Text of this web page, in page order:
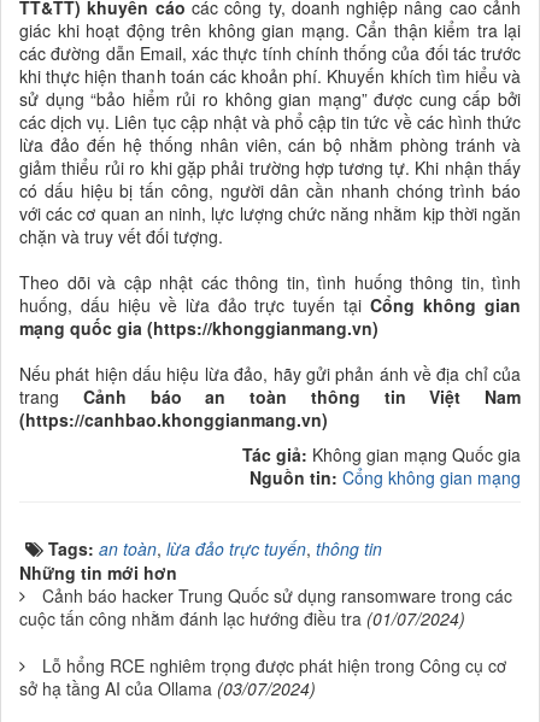
TT&TT) khuyến cáo các công ty, doanh nghiệp nâng cao cảnh
giác khi hoạt động trên không gian mạng. Cẩn thận kiểm tra lại
các đường dẫn Email, xác thực tính chính thống của đối tác trước
khi thực hiện thanh toán các khoản phí. Khuyến khích tìm hiểu và
sử dụng “bảo hiểm rủi ro không gian mạng” được cung cấp bởi
các dịch vụ. Liên tục cập nhật và phổ cập tin tức về các hình thức
lừa đảo đến hệ thống nhân viên, cán bộ nhằm phòng tránh và
giảm thiểu rủi ro khi gặp phải trường hợp tương tự. Khi nhận thấy
có dấu hiệu bị tấn công, người dân cần nhanh chóng trình báo
với các cơ quan an ninh, lực lượng chức năng nhằm kịp thời ngăn
chặn và truy vết đối tượng.
Theo dõi và cập nhật các thông tin, tình huống thông tin, tình
huống, dấu hiệu về lừa đảo trực tuyến tạiCổng không gian
mạng quốc gia (https://khonggianmang.vn)
Nếu phát hiện dấu hiệu lừa đảo, hãy gửi phản ánh về địa chỉ của
trang Cảnh báo an toàn thông tin Việt Nam
(https://canhbao.khonggianmang.vn)
Tác giả: Không gian mạng Quốc gia
Nguồn tin: Cổng không gian mạng
Tags: an toàn, lừa đảo trực tuyến, thông tin
Những tin mới hơn
Cảnh báo hacker Trung Quốc sử dụng ransomware trong các
cuộc tấn công nhằm đánh lạc hướng điều tra (01/07/2024)
Lỗ hổng RCE nghiêm trọng được phát hiện trong Công cụ cơ
sở hạ tầng AI của Ollama (03/07/2024)